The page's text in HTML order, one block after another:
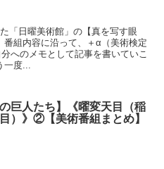
「日曜美術館」の【真を写す眼
組内容に沿って、＋α（美術検定
へのメモとして記事を書いていこ
度...
の巨人たち】《曜変天目（稲
）》②【美術番組まとめ】